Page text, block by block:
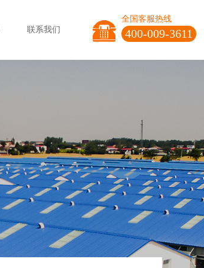
全国客服热线
400-009-3611
联系我们